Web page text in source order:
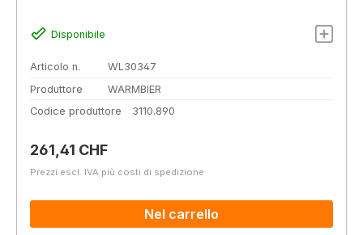
Disponibile
Articolo n.
WL30347
Produttore
WARMBIER
Codice produttore
3110.890
Prezzo normale:
261,41 CHF
Prezzi escl. IVA più costi di spedizione
Nel carrello